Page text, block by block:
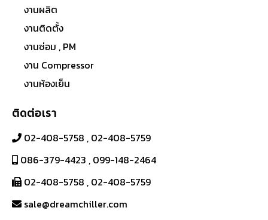
งานผลิต
งานติดตั้ง
งานซ่อม , PM
งาน Compressor
งานห้องเย็น
ติดต่อเรา
02-408-5758 , 02-408-5759
086-379-4423 , 099-148-2464
02-408-5758 , 02-408-5759
sale@dreamchiller.com